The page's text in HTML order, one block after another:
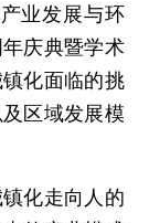
业发展与环
庆典暨学术
化面临的挑
区域发展模
化走向人的